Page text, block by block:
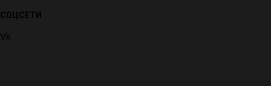
СОЦСЕТИ
Vk